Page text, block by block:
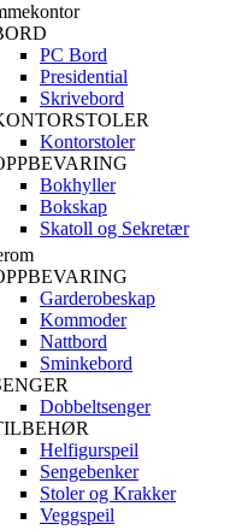
PC Bord
Presidential
Skrivebord
Kontorstoler
Bokhyller
Bokskap
Skatoll og Sekretær
Garderobeskap
Kommoder
Nattbord
Sminkebord
Dobbeltsenger
Helfigurspeil
Sengebenker
Stoler og Krakker
Veggspeil